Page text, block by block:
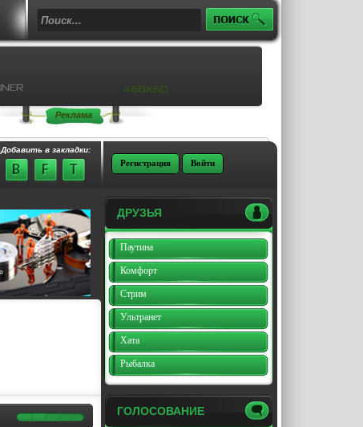
Реклама
Регистрация Войти
Добавить в закладки:
ДРУЗЬЯ
Паутина
Комфорт
Стрим
Ультранет
Хата
Рыбалка
ГОЛОСОВАНИЕ